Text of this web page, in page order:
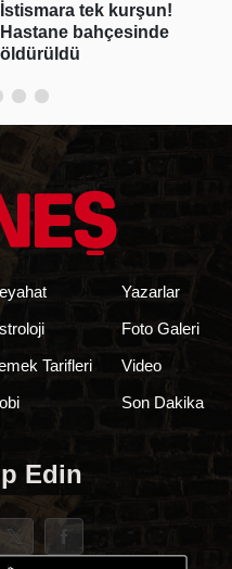
İstismara tek kurşun!
Hastane bahçesinde
öldürüldü
Tarifleri
Yazarlar
Foto Galeri
Video
Son Dakika
Edin